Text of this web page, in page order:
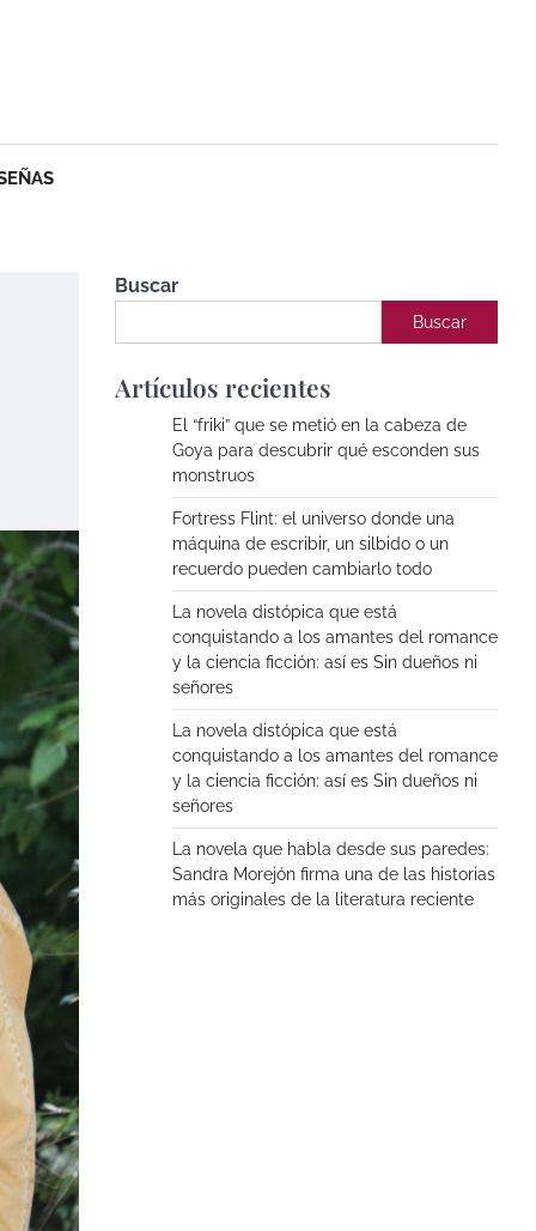
Buscar
Buscar
Artículos recientes
El “friki” que se metió en la cabeza de
Goya para descubrir qué esconden sus
monstruos
Fortress Flint: el universo donde una
máquina de escribir, un silbido o un
recuerdo pueden cambiarlo todo
La novela distópica que está
conquistando a los amantes del romance
y la ciencia ficción: así es Sin dueños ni
señores
La novela distópica que está
conquistando a los amantes del romance
y la ciencia ficción: así es Sin dueños ni
señores
La novela que habla desde sus paredes:
Sandra Morejón firma una de las historias
más originales de la literatura reciente